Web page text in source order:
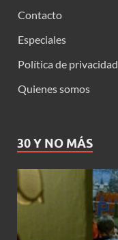
Contacto
Especiales
Política de privacidad
Quienes somos
30 Y NO MÁS